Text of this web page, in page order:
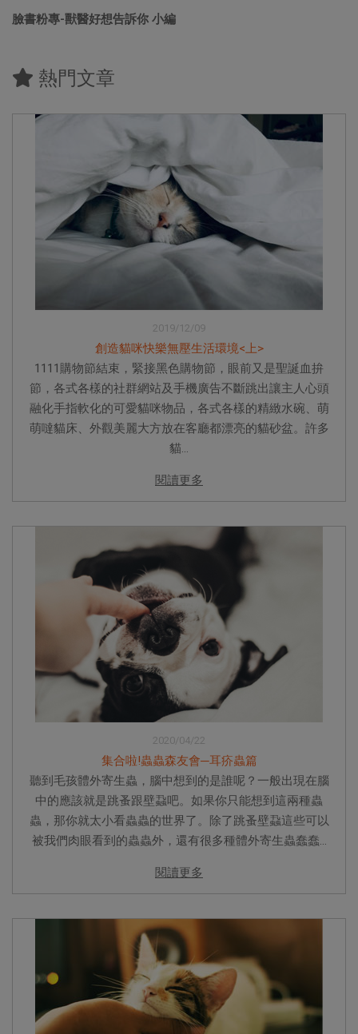
臉書粉專-獸醫好想告訴你 小編
熱門文章
2019/12/09
創造貓咪快樂無壓生活環境<上>
1111購物節結束，緊接黑色購物節，眼前又是聖誕血拚
節，各式各樣的社群網站及手機廣告不斷跳出讓主人心頭
融化手指軟化的可愛貓咪物品，各式各樣的精緻水碗、萌
萌噠貓床、外觀美麗大方放在客廳都漂亮的貓砂盆。許多
貓...
閱讀更多
2020/04/22
集合啦!蟲蟲森友會─耳疥蟲篇
聽到毛孩體外寄生蟲，腦中想到的是誰呢？一般出現在腦
中的應該就是跳蚤跟壁蝨吧。如果你只能想到這兩種蟲
蟲，那你就太小看蟲蟲的世界了。除了跳蚤壁蝨這些可以
被我們肉眼看到的蟲蟲外，還有很多種體外寄生蟲蠢蠢...
閱讀更多